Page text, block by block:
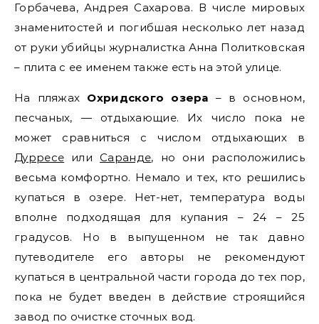
Горбачева, Андрея Сахарова. В числе мировых
знаменитостей и погибшая несколько лет назад
от руки убийцы журналистка Анна Политковская
– плита с ее именем также есть на этой улице.
На пляжах Охридского озера – в основном,
песчаных, — отдыхающие. Их число пока не
может сравниться с числом отдыхающих в
Дурресе илиСаранде, но они расположились
весьма комфортно. Немало и тех, кто решились
купаться в озере. Нет-нет, температура воды
вполне подходящая для купания – 24 – 25
градусов. Но в выпущенном не так давно
путеводителе его авторы не рекомендуют
купаться в центральной части города до тех пор,
пока не будет введен в действие строящийся
завод по очистке сточных вод.